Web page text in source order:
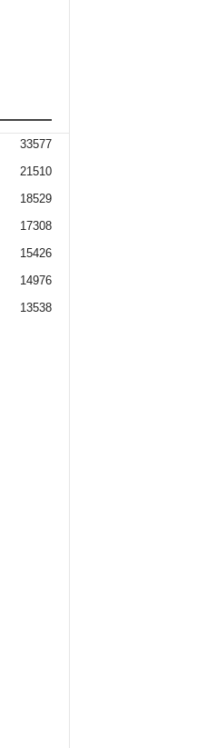
33577
21510
18529
17308
15426
14976
13538